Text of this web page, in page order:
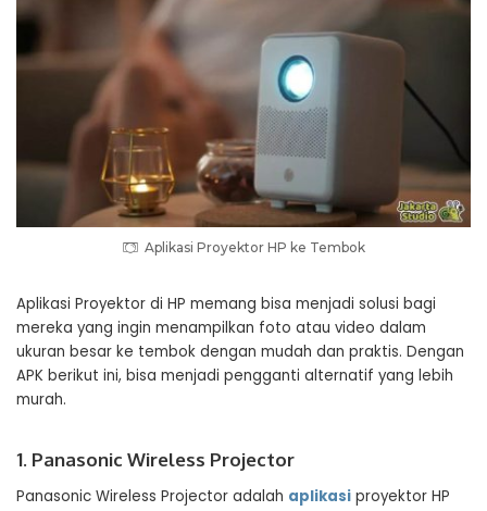
Aplikasi Proyektor HP ke Tembok
Aplikasi Proyektor di HP memang bisa menjadi solusi bagi
mereka yang ingin menampilkan foto atau video dalam
ukuran besar ke tembok dengan mudah dan praktis. Dengan
APK berikut ini, bisa menjadi pengganti alternatif yang lebih
murah.
1. Panasonic Wireless Projector
Panasonic Wireless Projector adalah aplikasi proyektor HP